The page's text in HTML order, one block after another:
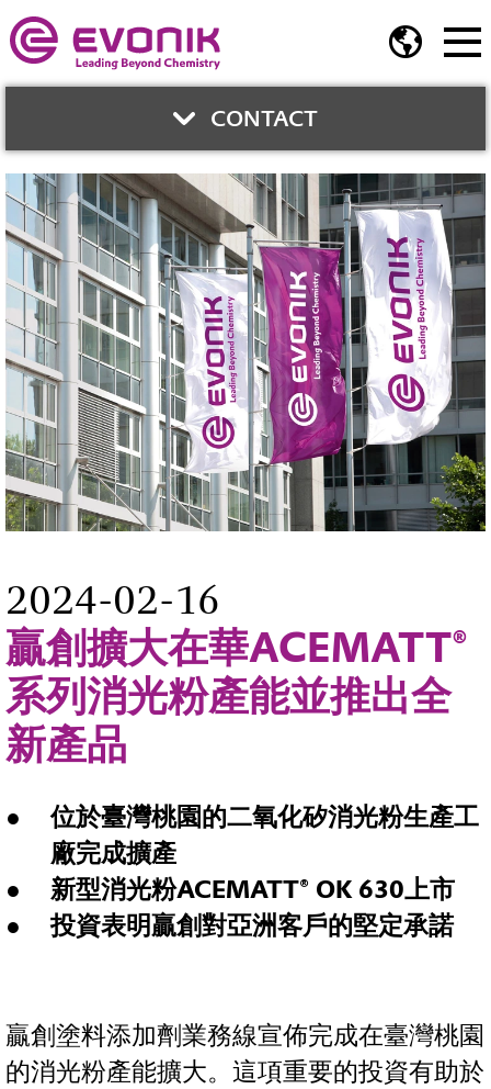
CONTACT
與我們聯繫
周琬蓉
技術服務經理
塗料添加劑部門
Phone:02-2175-5287
Mobile:0920 049 302
E-Mail
2024-02-16
贏創擴大在華ACEMATT®
系列消光粉產能並推出全
新產品
位於臺灣桃園的二氧化矽消光粉生產工
廠完成擴產
新型消光粉ACEMATT® OK 630上市
投資表明贏創對亞洲客戶的堅定承諾
贏創塗料添加劑業務線宣佈完成在臺灣桃園
的消光粉產能擴大。這項重要的投資有助於